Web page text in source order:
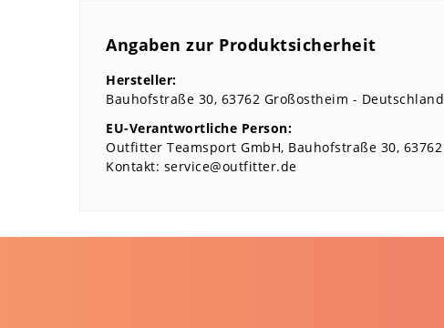
Angaben zur Produktsicherheit
Hersteller:
Bauhofstraße 30 63762 Großostheim
Deutschland
EU-Verantwortliche Person:
Outfitter Teamsport GmbH Bauhofstraße 30 63762
Kontakt: service@outfitter.de